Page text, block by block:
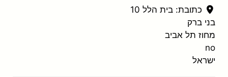
כתובת:בית הלל 10
בני ברק
מחוז תל אביב
no
ישראל